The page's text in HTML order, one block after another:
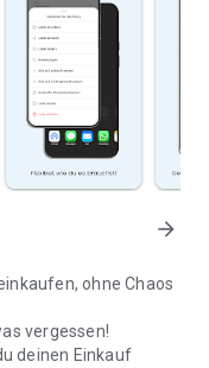
arrow_forward
ohne Chaos
vergessen!
deinen Einkauf